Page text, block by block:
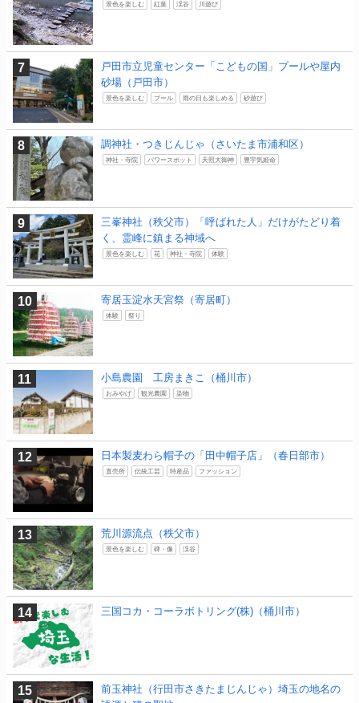
景色を楽しむ 紅葉 渓谷 川遊び
戸田市立児童センター「こどもの国」プールや屋内
砂場（戸田市）
景色を楽しむ プール 雨の日も楽しめる 砂遊び
調神社・つきじんじゃ（さいたま市浦和区）
神社・寺院 パワースポット 天照大御神 豊宇気姫命
三峯神社（秩父市）「呼ばれた人」だけがたどり着
く、霊峰に鎮まる神域へ
景色を楽しむ 花 神社・寺院 体験
寄居玉淀水天宮祭（寄居町）
体験 祭り
小島農園 工房まきこ（桶川市）
おみやげ 観光農園 染物
日本製麦わら帽子の「田中帽子店」（春日部市）
直売所 伝統工芸 特産品 ファッション
荒川源流点（秩父市）
景色を楽しむ 碑・像 渓谷
三国コカ・コーラボトリング(株)（桶川市）
前玉神社（行田市さきたまじんじゃ）埼玉の地名の